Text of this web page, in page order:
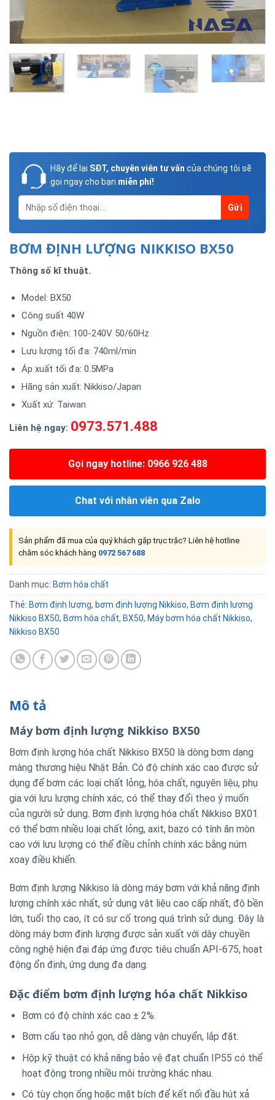
Hãy để lại SĐT, chuyên viên tư vấn của chúng tôi sẽ
gọi ngay cho bạn miễn phí!
BƠM ĐỊNH LƯỢNG NIKKISO BX50
Thông số kĩ thuật.
Model: BX50
Công suất 40W
Nguồn điện: 100-240V 50/60Hz
Lưu lượng tối đa: 740ml/min
Áp xuất tối đa: 0.5MPa
Hãng sản xuất: Nikkiso/Japan
Xuất xứ: Taiwan
Liên hệ ngay: 0973.571.488
Gọi ngay hotline: 0966 926 488
Chat với nhân viên qua Zalo
Sản phẩm đã mua của quý khách gặp trục trặc? Liên hệ hotline
chăm sóc khách hàng 0972 567 688
Danh mục: Bơm hóa chất
Thẻ: Bơm định lượng, bơm định lượng Nikkiso, Bơm định lượng
Nikkiso BX50, Bơm hóa chất, BX50, Máy bơm hóa chất Nikkiso,
Nikkiso BX50
Mô tả
Máy bơm định lượng Nikkiso BX50
Bơm định lượng hóa chất Nikkiso BX50 là dòng bơm dạng
màng thương hiệu Nhật Bản. Có độ chính xác cao được sử
dụng để bơm các loại chất lỏng, hóa chất, nguyên liệu, phụ
gia với lưu lượng chính xác, có thể thay đổi theo ý muốn
của người sử dụng. Bơm định lượng hóa chất Nikkiso BX01
có thể bơm nhiều loại chất lỏng, axit, bazo có tính ăn mòn
cao với lưu lượng có thể điều chỉnh chính xác bằng núm
xoay điều khiển.
Bơm định lượng Nikkiso là dòng máy bơm với khả năng định
lượng chính xác nhất, sử dụng vật liệu cao cấp nhất, độ bền
lớn, tuổi thọ cao, ít có sự cố trong quá trình sử dụng. Đây là
dòng máy bơm định lượng được sản xuất với dây chuyền
công nghệ hiện đại đáp ứng được tiêu chuẩn API-675, hoạt
động ổn định, ứng dụng đa dạng.
Đặc điểm bơm định lượng hóa chất Nikkiso
Bơm có độ chính xác cao ± 2%.
Bơm cấu tạo nhỏ gọn, dễ dàng vận chuyển, lắp đặt.
Hộp kỹ thuật có khả năng bảo vệ đạt chuẩn IP55 có thể
hoạt động trong nhiều môi trường khác nhau.
Có tùy chọn ống hoặc mặt bích để kết nối đầu hút xả